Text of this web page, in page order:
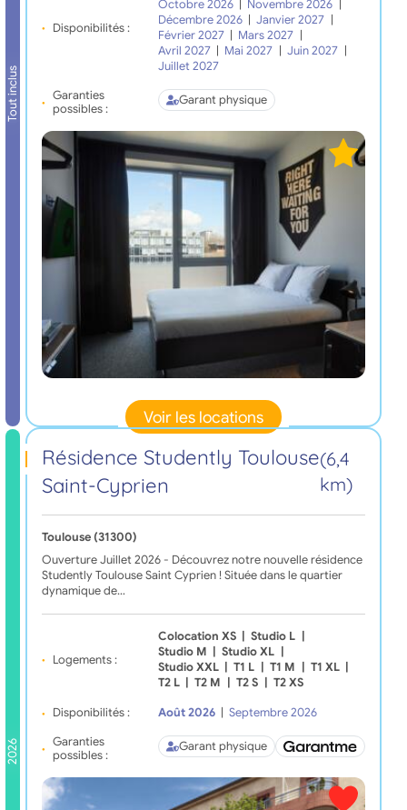
Tout inclus
Disponibilités :
Octobre 2026
Novembre 2026
Décembre 2026
Janvier 2027
Février 2027
Mars 2027
Avril 2027
Mai 2027 Juin 2027
Juillet 2027
Garanties
possibles :
Garant physique
Voir les locations
2026
Résidence Studently Toulouse
Saint-Cyprien
(6,4
km)
Toulouse (31300)
Ouverture Juillet 2026 - Découvrez notre nouvelle résidence
Studently Toulouse Saint Cyprien ! Située dans le quartier
dynamique de…
Logements :
Colocation XS Studio L
Studio M
Studio XL
Studio XXL
T1 L T1 M T1 XL
T2 L
T2 M T2 S T2 XS
Disponibilités : Août 2026
Septembre 2026
Garanties
possibles :
Garant physique